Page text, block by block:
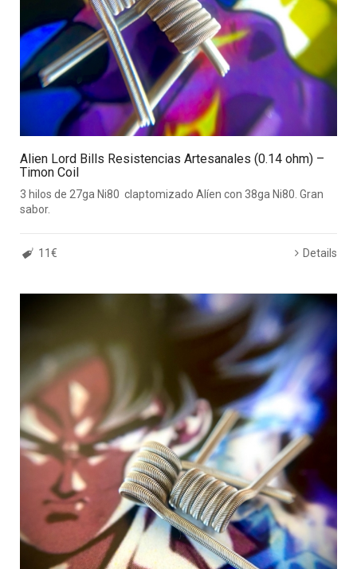
Alien Lord Bills Resistencias Artesanales (0.14 ohm) –
Timon Coil
3 hilos de 27ga Ni80 claptomizado Alíen con 38ga Ni80. Gran
sabor.
11€ Details